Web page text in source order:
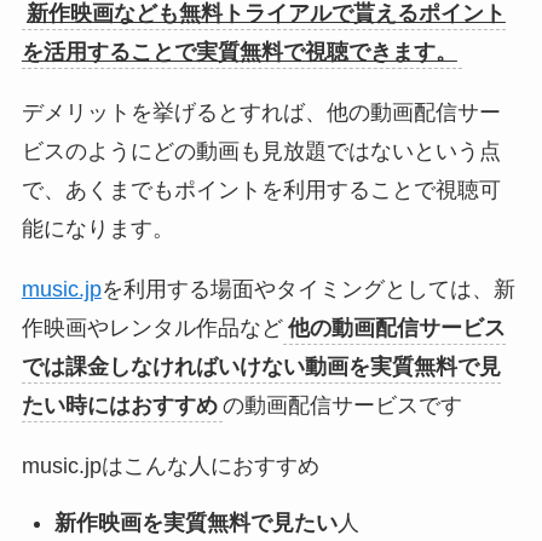
新作映画なども無料トライアルで貰えるポイント
を活用することで実質無料で視聴できます。
デメリットを挙げるとすれば、他の動画配信サー
ビスのようにどの動画も見放題ではないという点
で、あくまでもポイントを利用することで視聴可
能になります。
music.jpを利用する場面やタイミングとしては、新
作映画やレンタル作品など 他の動画配信サービス
では課金しなければいけない動画を実質無料で見
たい時にはおすすめ の動画配信サービスです
music.jpはこんな人におすすめ
新作映画を実質無料で見たい人